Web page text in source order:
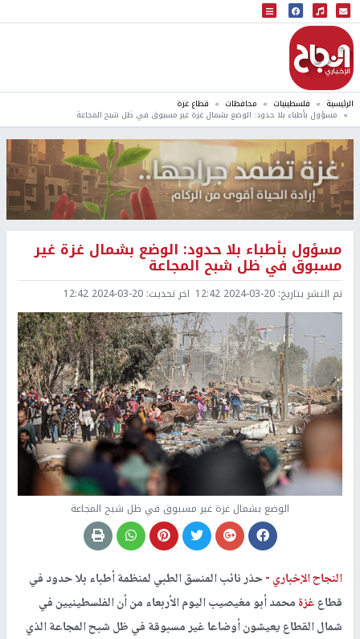
البث المباشر
إذاعة النجاح
الرئيسية فلسطينيات محافظات قطاع غزة
مسؤول بأطباء بلا حدود: الوضع بشمال غزة غير مسبوق في ظل شبح المجاعة
مسؤول بأطباء بلا حدود: الوضع بشمال غزة غير
مسبوق في ظل شبح المجاعة
تم النشر بتاريخ: 2024-03-20 12:42 اخر تحديث: 2024-03-20 12:42
الوضع بشمال غزة غير مسبوق في ظل شبح المجاعة
النجاح الإخباري -حذر نائب المنسق الطبي لمنظمة أطباء بلا حدود في
قطاعغزةمحمد أبو مغيصيب اليوم الأربعاء من أن الفلسطينيين في
شمال القطاع يعيشون أوضاعا غير مسبوقة في ظل شبح المجاعة الذي